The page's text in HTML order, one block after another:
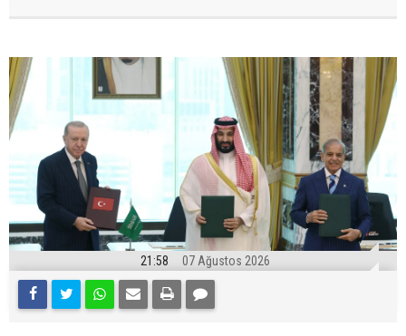
21:58 07 Ağustos 2026